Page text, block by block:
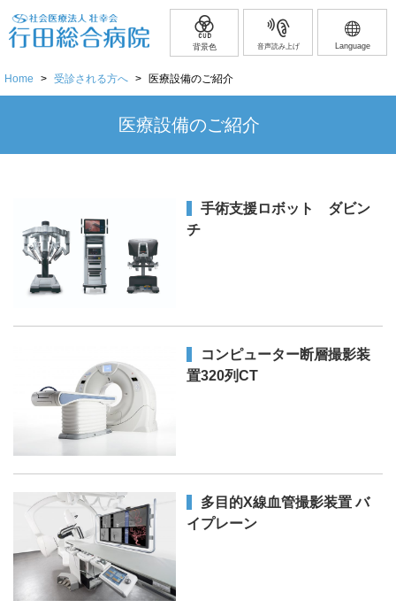
背景色 音声読み上げ Language
Home > 受診される方へ > 医療設備のご紹介
医療設備のご紹介
手術支援ロボット ダビン
チ
コンピューター断層撮影装
置320列CT
多目的X線血管撮影装置 バ
イプレーン